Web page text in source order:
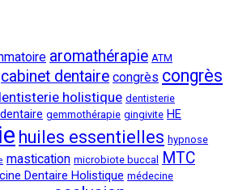
aromathérapie ATM
cabinet dentaire congrès congrès
holistique dentisterie
gemmothérapie gingivite HE
huiles essentielles hypnose
mastication microbiote buccal MTC
Dentaire Holistique médecine